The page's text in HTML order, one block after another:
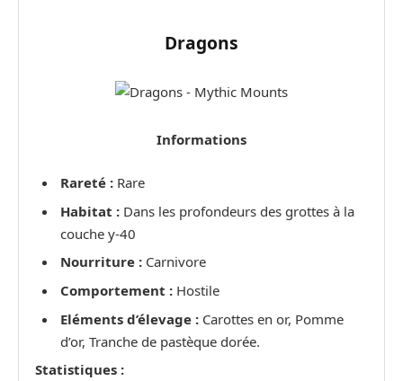
Dragons
Informations
Rareté : Rare
Habitat : Dans les profondeurs des grottes à la
couche y-40
Nourriture : Carnivore
Comportement : Hostile
Eléments d’élevage : Carottes en or, Pomme
d’or, Tranche de pastèque dorée.
Statistiques :